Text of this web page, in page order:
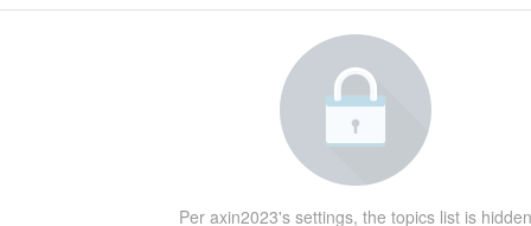
Per axin2023's settings, the topics list is hidden